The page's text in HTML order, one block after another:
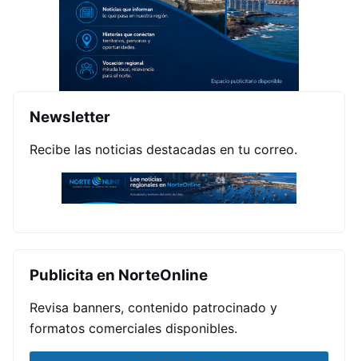
Newsletter
Recibe las noticias destacadas en tu correo.
Publicita en NorteOnline
Revisa banners, contenido patrocinado y
formatos comerciales disponibles.